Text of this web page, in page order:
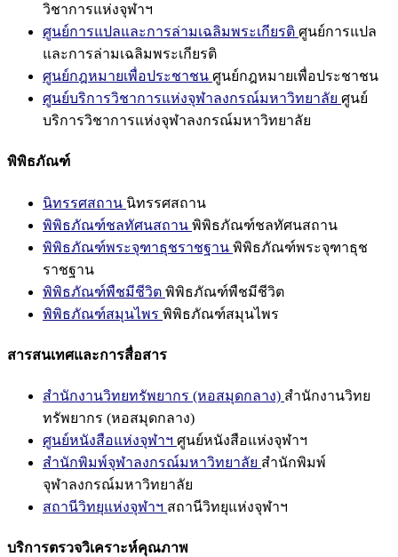
วิชาการแห่งจุฬาฯ
ศูนย์การแปลและการล่ามเฉลิมพระเกียรติ ศูนย์การแปล
และการล่ามเฉลิมพระเกียรติ
ศูนย์กฎหมายเพื่อประชาชน ศูนย์กฎหมายเพื่อประชาชน
ศูนย์บริการวิชาการแห่งจุฬาลงกรณ์มหาวิทยาลัย ศูนย์
บริการวิชาการแห่งจุฬาลงกรณ์มหาวิทยาลัย
พิพิธภัณฑ์
นิทรรศสถาน นิทรรศสถาน
พิพิธภัณฑ์ชลทัศนสถาน พิพิธภัณฑ์ชลทัศนสถาน
พิพิธภัณฑ์พระจุฑาธุชราชฐาน พิพิธภัณฑ์พระจุฑาธุช
ราชฐาน
พิพิธภัณฑ์พืชมีชีวิต พิพิธภัณฑ์พืชมีชีวิต
พิพิธภัณฑ์สมุนไพร พิพิธภัณฑ์สมุนไพร
สารสนเทศและการสื่อสาร
สำนักงานวิทยทรัพยากร (หอสมุดกลาง) สำนักงานวิทย
ทรัพยากร (หอสมุดกลาง)
ศูนย์หนังสือแห่งจุฬาฯ ศูนย์หนังสือแห่งจุฬาฯ
สำนักพิมพ์จุฬาลงกรณ์มหาวิทยาลัย สำนักพิมพ์
จุฬาลงกรณ์มหาวิทยาลัย
สถานีวิทยุแห่งจุฬาฯ สถานีวิทยุแห่งจุฬาฯ
บริการตรวจวิเคราะห์คุณภาพ